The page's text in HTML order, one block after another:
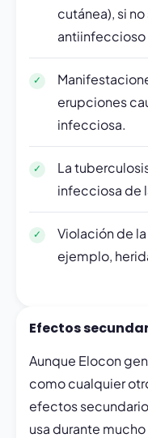
cutánea), si
erupciones
infecciosa.
La
infecciosa de
Violación de
ejemplo,
Efectos
Aunque Elocon
como cualquier
efectos
usa durante